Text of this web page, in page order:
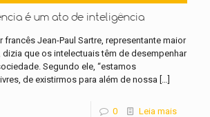
é um ato de inteligência
Jean-Paul Sartre, representante maior
que os intelectuais têm de desempenhar
Segundo ele, “estamos
de existirmos para além de nossa […]
0 Leia mais